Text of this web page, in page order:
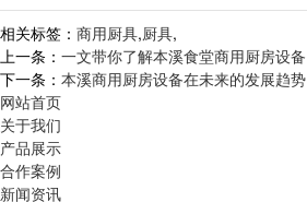
相关标签： 商用厨具,厨具,
上一条： 一文带你了解本溪食堂商用厨房设备
下一条： 本溪商用厨房设备在未来的发展趋势
网站首页
关于我们
产品展示
合作案例
新闻资讯